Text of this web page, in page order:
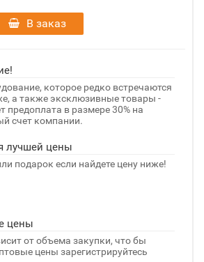
В заказ
которое редко встречаются
а также эксклюзивные товары -
предоплата в размере 30% на
счет компании.
лучшей цены
подарок если найдете цену ниже!
цены
от объема закупки, что бы
цены зарегистрируйтесь